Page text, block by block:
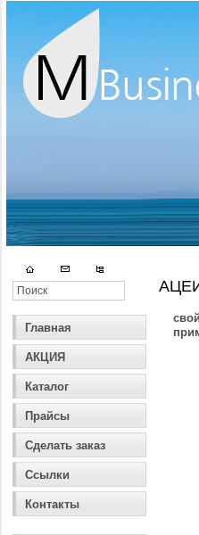
Главная
АКЦИЯ
Каталог
Прайсы
Сделать заказ
Ссылки
Контакты